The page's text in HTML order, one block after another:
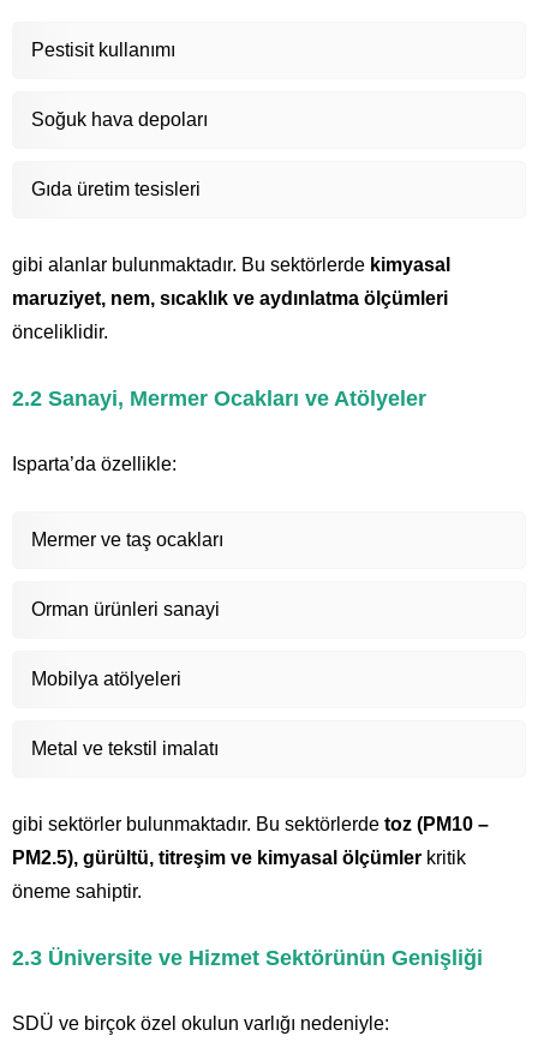
Pestisit kullanımı
Soğuk hava depoları
Gıda üretim tesisleri
gibi alanlar bulunmaktadır. Bu sektörlerde kimyasal
maruziyet, nem, sıcaklık ve aydınlatma ölçümleri
önceliklidir.
2.2 Sanayi, Mermer Ocakları ve Atölyeler
Isparta’da özellikle:
Mermer ve taş ocakları
Orman ürünleri sanayi
Mobilya atölyeleri
Metal ve tekstil imalatı
gibi sektörler bulunmaktadır. Bu sektörlerde toz (PM10 –
PM2.5), gürültü, titreşim ve kimyasal ölçümler kritik
öneme sahiptir.
2.3 Üniversite ve Hizmet Sektörünün Genişliği
SDÜ ve birçok özel okulun varlığı nedeniyle: